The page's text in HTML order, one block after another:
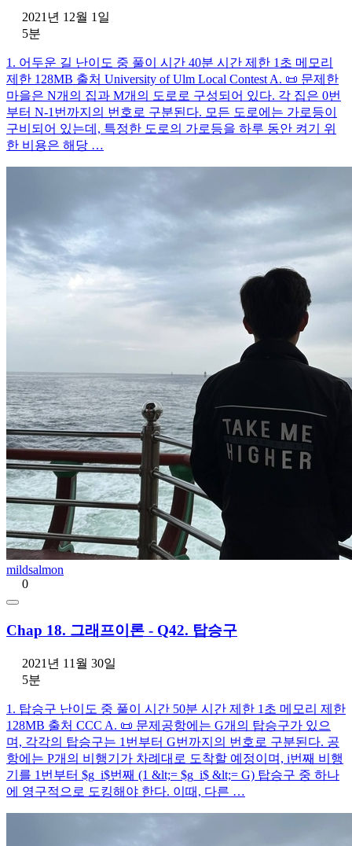
2021년 12월 1일
5분
1. 어두운 길 난이도 중 풀이 시간 40분 시간 제한 1초 메모리
제한 128MB 출처 University of Ulm Local Contest A. 📜 문제한
마을은 N개의 집과 M개의 도로로 구성되어 있다. 각 집은 0번
부터 N-1번까지의 번호로 구분된다. 모든 도로에는 가로등이
구비되어 있는데, 특정한 도로의 가로등을 하루 동안 켜기 위
한 비용은 해당 …
mildsalmon
0
Chap 18. 그래프이론 - Q42. 탑승구
2021년 11월 30일
5분
1. 탑승구 난이도 중 풀이 시간 50분 시간 제한 1초 메모리 제한
128MB 출처 CCC A. 📜 문제공항에는 G개의 탑승구가 있으
며, 각각의 탑승구는 1번부터 G번까지의 번호로 구분된다. 공
항에는 P개의 비행기가 차례대로 도착할 예정이며, i번째 비행
기를 1번부터 $g_i$번째 (1 &lt;= $g_i$ &lt;= G) 탑승구 중 하나
에 영구적으로 도킹해야 한다. 이때, 다른 …